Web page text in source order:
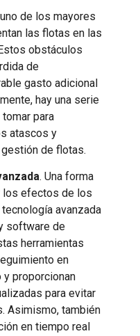
de los mayores
las flotas en las
obstáculos
de
gasto adicional
hay una serie
para
atascos y
de flotas.
. Una forma
los efectos de los
avanzada
software de
herramientas
en
proporcionan
para evitar
Asimismo, también
en tiempo real